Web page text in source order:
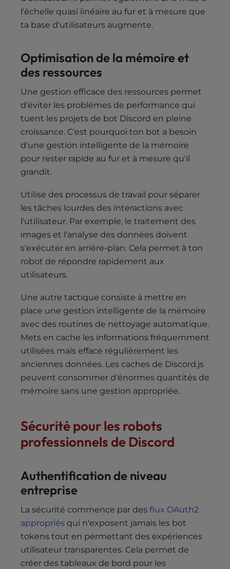
l'échelle quasi linéaire au fur et à mesure que
ta base d'utilisateurs augmente.
Optimisation de la mémoire et
des ressources
Une gestion efficace des ressources permet
d'éviter les problèmes de performance qui
tuent les projets de bot Discord en pleine
croissance. C'est pourquoi ton bot a besoin
d'une gestion intelligente de la mémoire
pour rester rapide au fur et à mesure qu'il
grandit.
Utilise des processus de travail pour séparer
les tâches lourdes des interactions avec
l'utilisateur. Par exemple, le traitement des
images et l'analyse des données doivent
s'exécuter en arrière-plan. Cela permet à ton
robot de répondre rapidement aux
utilisateurs.
Une autre tactique consiste à mettre en
place une gestion intelligente de la mémoire
avec des routines de nettoyage automatique.
Mets en cache les informations fréquemment
utilisées mais efface régulièrement les
anciennes données. Les caches de Discord.js
peuvent consommer d'énormes quantités de
mémoire sans une gestion appropriée.
Sécurité pour les robots
professionnels de Discord
Authentification de niveau
entreprise
La sécurité commence par des flux OAuth2
appropriés qui n'exposent jamais les bot
tokens tout en permettant des expériences
utilisateur transparentes. Cela permet de
créer des tableaux de bord pour les